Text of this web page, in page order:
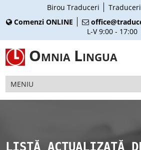
Birou Traduceri
Comenzi ONLINE
L-V 9:00 - 17:00
Omnia Lingua
LISTĂ ACTUALIZATĂ